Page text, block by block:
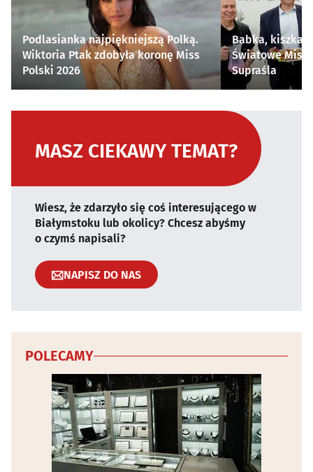
Podlasianka najpiękniejszą Polką.
Wiktoria Ptak zdobyła koronę Miss
Polski 2026
Babka, kiszka i
Światowe
Supraśla
MASZ CIEKAWY TEMAT?
Wiesz, że zdarzyło się coś interesującego w
Białymstoku lub okolicy? Chcesz abyśmy
o czymś napisali?
NAPISZ DO NAS
POLECAMY